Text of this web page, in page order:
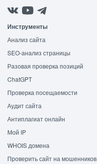
Инструменты
Анализ сайта
SEO-анализ страницы
Разовая проверка позиций
ChatGPT
Проверка посещаемости
Аудит сайта
Антиплагиат онлайн
Мой IP
WHOIS домена
Проверить сайт на мошенников